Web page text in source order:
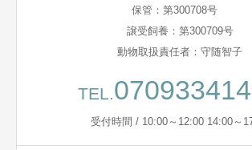
保管：第300708号
譲受飼養：第300709号
動物取扱責任者：守随智子
TEL.
受付時間 / 10:00～12:00 14:00～